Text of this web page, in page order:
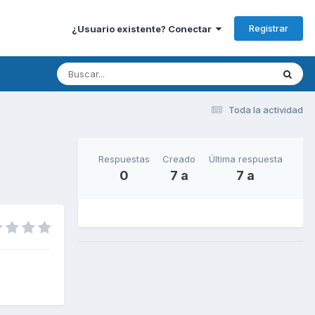
¿Usuario existente? Conectar Registrar
Toda la actividad
Respuestas
0
Creado
7 a
Última respuesta
7 a